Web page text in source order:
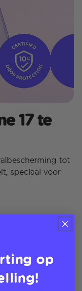
17 te
tot
speciaal voor
op